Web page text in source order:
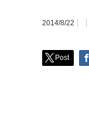
2014/8/22
Post